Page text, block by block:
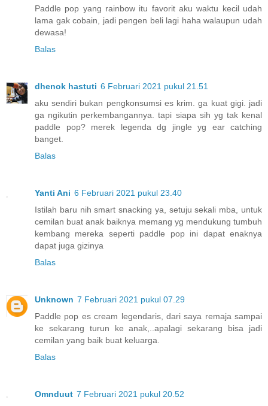
Paddle pop yang rainbow itu favorit aku waktu kecil udah
lama gak cobain, jadi pengen beli lagi haha walaupun udah
dewasa!
Balas
dhenok hastuti 6 Februari 2021 pukul 21.51
aku sendiri bukan pengkonsumsi es krim. ga kuat gigi. jadi
ga ngikutin perkembangannya. tapi siapa sih yg tak kenal
paddle pop? merek legenda dg jingle yg ear catching
banget.
Balas
Yanti Ani 6 Februari 2021 pukul 23.40
Istilah baru nih smart snacking ya, setuju sekali mba, untuk
cemilan buat anak baiknya memang yg mendukung tumbuh
kembang mereka seperti paddle pop ini dapat enaknya
dapat juga gizinya
Balas
Unknown 7 Februari 2021 pukul 07.29
Paddle pop es cream legendaris, dari saya remaja sampai
ke sekarang turun ke anak,..apalagi sekarang bisa jadi
cemilan yang baik buat keluarga.
Balas
Omnduut 7 Februari 2021 pukul 20.52